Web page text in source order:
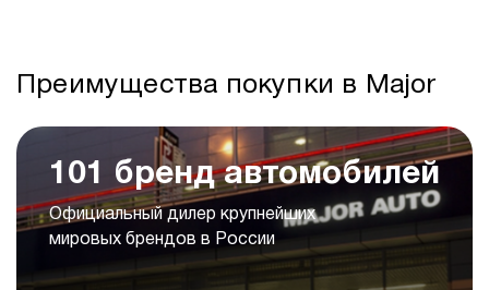
Преимущества покупки в Major
101 бренд автомобилей
Официальный дилер крупнейших
мировых брендов в России